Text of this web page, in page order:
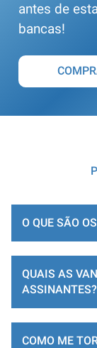
antes de
bancas!
O QUE SÃO
QUAIS AS
ASSINANTES?
COMO ME